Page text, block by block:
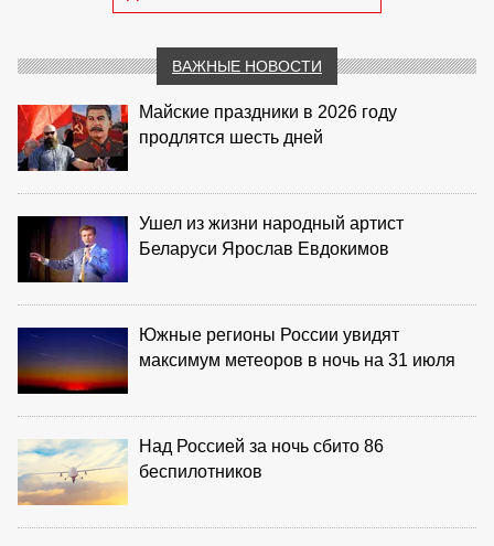
ВАЖНЫЕ НОВОСТИ
Майские праздники в 2026 году
продлятся шесть дней
Ушел из жизни народный артист
Беларуси Ярослав Евдокимов
Южные регионы России увидят
максимум метеоров в ночь на 31 июля
Над Россией за ночь сбито 86
беспилотников